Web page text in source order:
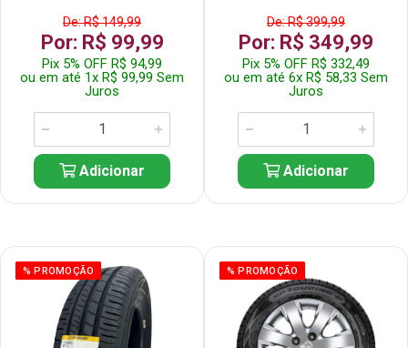
De: R$ 149,99
Por: R$ 99,99
Pix 5% OFF R$ 94,99
ou em até 1x R$ 99,99 Sem
Juros
Adicionar
De: R$ 399,99
Por: R$ 349,99
Pix 5% OFF R$ 332,49
ou em até 6x R$ 58,33 Sem
Juros
Adicionar
% PROMOÇÃO % PROMOÇÃO